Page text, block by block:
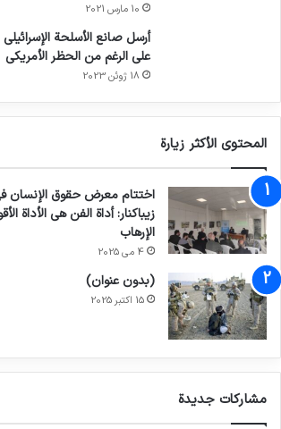
10 مارس 2021
أرسل صانع الأسلحة
على الرغم من الحظر الأمريكي
18 ژوئن 2023
المحتوى الأكثر زيارة
اختتام معرض حقوق الإنسان
زيباكنار: أداة الفن هي الأداة
الإرهاب
4 می 2025
(بدون عنوان)
15 اکتبر 2025
مشاركات جديدة